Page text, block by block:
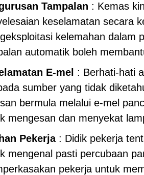
Tampalan : Kemas
keselamatan secara
kelemahan dalam
automatik boleh
E-mel : Berhati-hati
sumber yang tidak
bermula melalui e-mel
mengesan dan menyekat
Pekerja: Didik pekerja
mengenal pasti percubaan
pekerja untuk